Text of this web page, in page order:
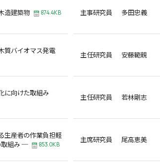
造建築物 874.4KB 主事研究員 多田忠義
質バイオマス発電 主任研究員 安藤範親
に向けた取組み 主任研究員 若林剛志
生産者の作業負担軽
取組み ─
853.0KB
主席研究員 尾高恵美